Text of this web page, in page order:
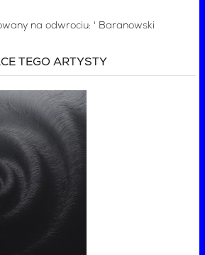
na odwrociu: ' Baranowski
TEGO ARTYSTY